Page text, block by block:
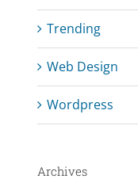
Trending
Web Design
Wordpress
Archives